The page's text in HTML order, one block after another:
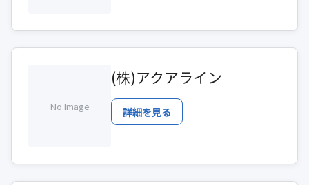
No Image
(株)アクアライン
詳細を見る